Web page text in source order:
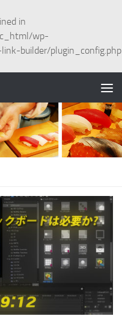
in
wp-
builder/plugin_config.php